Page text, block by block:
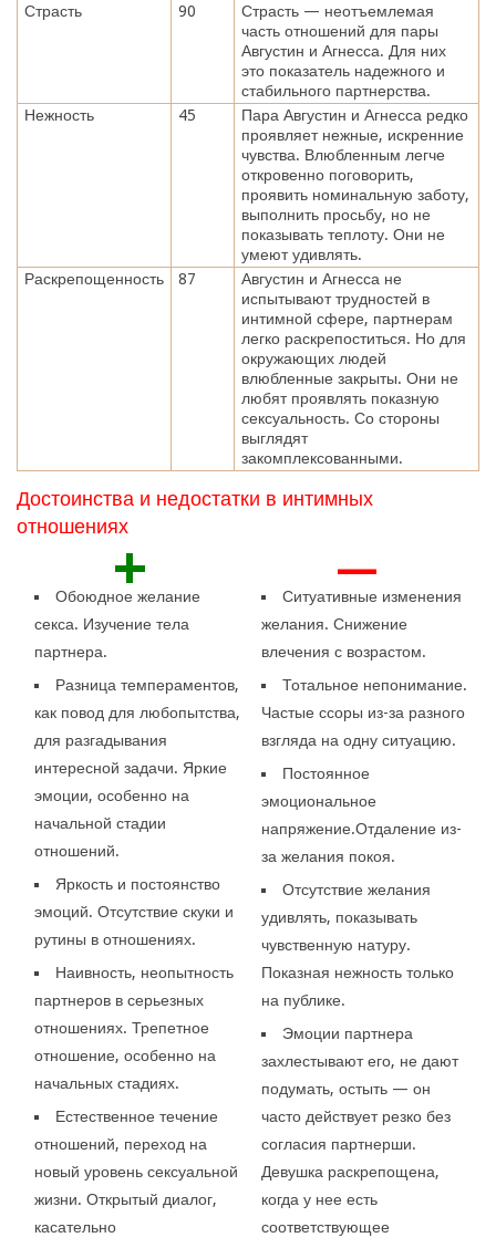
Страсть
90
Страсть — неотъемлемая
часть отношений для пары
Августин и Агнесса. Для них
это показатель надежного и
стабильного партнерства.
Нежность
45
Пара Августин и Агнесса редко
проявляет нежные, искренние
чувства. Влюбленным легче
откровенно поговорить,
проявить номинальную заботу,
выполнить просьбу, но не
показывать теплоту. Они не
умеют удивлять.
Раскрепощенность
87
Августин и Агнесса не
испытывают трудностей в
интимной сфере, партнерам
легко раскрепоститься. Но для
окружающих людей
влюбленные закрыты. Они не
любят проявлять показную
сексуальность. Со стороны
выглядят
закомплексованными.
Достоинства и недостатки в интимных
отношениях
+
Обоюдное желание
секса. Изучение тела
партнера.
Разница темпераментов,
как повод для любопытства,
для разгадывания
интересной задачи. Яркие
эмоции, особенно на
начальной стадии
отношений.
Яркость и постоянство
эмоций. Отсутствие скуки и
рутины в отношениях.
Наивность, неопытность
партнеров в серьезных
отношениях. Трепетное
отношение, особенно на
начальных стадиях.
Естественное течение
отношений, переход на
новый уровень сексуальной
жизни. Открытый диалог,
касательно
—
Ситуативные изменения
желания. Снижение
влечения с возрастом.
Тотальное непонимание.
Частые ссоры из-за разного
взгляда на одну ситуацию.
Постоянное
эмоциональное
напряжение.Отдаление из-
за желания покоя.
Отсутствие желания
удивлять, показывать
чувственную натуру.
Показная нежность только
на публике.
Эмоции партнера
захлестывают его, не дают
подумать, остыть — он
часто действует резко без
согласия партнерши.
Девушка раскрепощена,
когда у нее есть
соответствующее